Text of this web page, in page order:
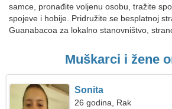
samce, pronađite voljenu osobu, tražite
spojeve i hobije. Pridružite se besplatnoj
Guanabacoa za lokalno stanovništvo,
Muškarci i žene
Sonita
26 godina, Rak